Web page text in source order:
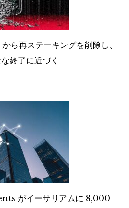
再ステーキングを削除し、
終了に近づく
がイーサリアムに 8,000